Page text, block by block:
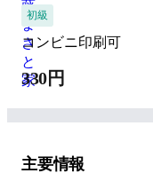
初級
コンビニ印刷可
330円
主要情報